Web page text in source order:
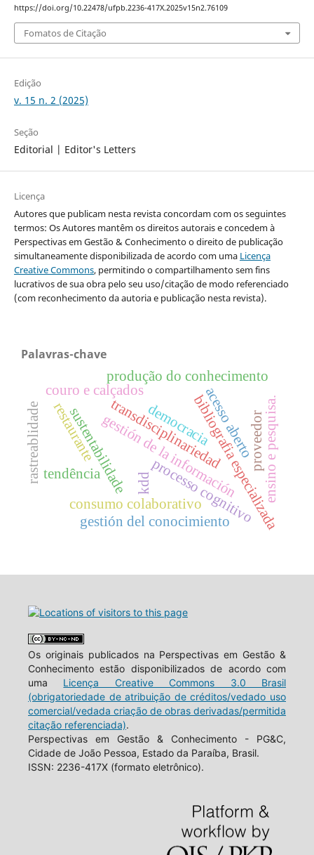
https://doi.org/10.22478/ufpb.2236-417X.2025v15n2.76109
Fomatos de Citação
Edição
v. 15 n. 2 (2025)
Seção
Editorial | Editor's Letters
Licença
Autores que publicam nesta revista concordam com os seguintes
termos: Os Autores mantêm os direitos autorais e concedem à
Perspectivas em Gestão & Conhecimento o direito de publicação
simultaneamente disponibilizada de acordo com uma Licença
Creative Commons, permitindo o compartilhamento sem fins
lucrativos de sua obra pelo seu uso/citação de modo referenciado
(com reconhecimento da autoria e publicação nesta revista).
Palavras-chave
processo cognitivo
consumo colaborativobibliografia especializada
transdisciplinariedad
kdd
gestión de la información
gestión del conocimiento
produção do conhecimento
sustentabilidade
tendência
democracia ensino e pesquisa.
acesso aberto
couro e calçados
rastreablidade proveedor
restaurante
Os originais publicados na Perspectivas em Gestão &
Conhecimento estão disponibilizados de acordo com
uma Licença Creative Commons 3.0 Brasil
(obrigatoriedade de atribuição de créditos/vedado uso
comercial/vedada criação de obras derivadas/permitida
citação referenciada).
Perspectivas em Gestão & Conhecimento - PG&C,
Cidade de João Pessoa, Estado da Paraíba, Brasil.
ISSN: 2236-417X (formato eletrônico).